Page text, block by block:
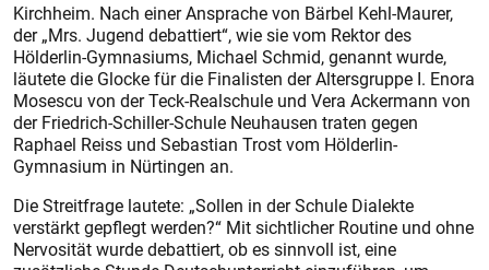
Kirchheim. Nach einer Ansprache von Bärbel Kehl-Maurer,
der „Mrs. Jugend debattiert“, wie sie vom Rektor des
Hölderlin-Gymnasiums, Michael Schmid, genannt wurde,
läutete die Glocke für die Finalisten der Altersgruppe I. Enora
Mosescu von der Teck-Realschule und Vera Ackermann von
der Friedrich-Schiller-Schule Neuhausen traten gegen
Raphael Reiss und Sebastian Trost vom Hölderlin-
Gymnasium in Nürtingen an.
Die Streitfrage lautete: „Sollen in der Schule Dialekte
verstärkt gepflegt werden?“ Mit sichtlicher Routine und ohne
Nervosität wurde debattiert, ob es sinnvoll ist, eine